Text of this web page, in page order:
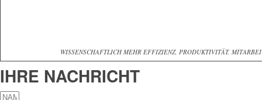
WISSENSCHAFTLICH MEHR EFFIZIENZ, PRODUKTIVITÄT,
IHRE NACHRICHT